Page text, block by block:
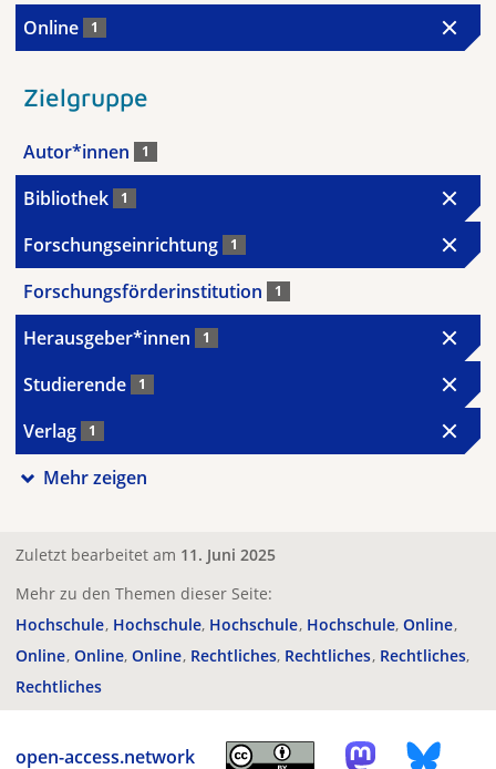
Online 1
Zielgruppe
Autor*innen 1
Bibliothek 1
Forschungseinrichtung 1
Forschungsförderinstitution 1
Herausgeber*innen 1
Studierende 1
Verlag 1
Mehr zeigen
Zuletzt bearbeitet am 11. Juni 2025
Mehr zu den Themen dieser Seite:
Hochschule Hochschule Hochschule Hochschule Online
Online Online Online Rechtliches Rechtliches Rechtliches
Rechtliches
open-access.network